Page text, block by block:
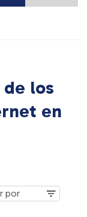
de los
en